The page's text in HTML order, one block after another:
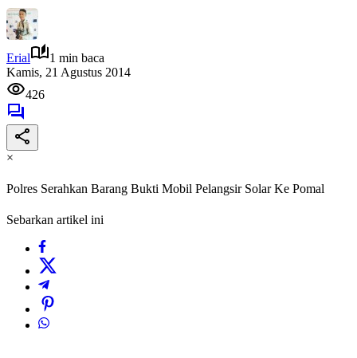
Erial
1 min baca
Kamis, 21 Agustus 2014
426
×
Polres Serahkan Barang Bukti Mobil Pelangsir Solar Ke Pomal
Sebarkan artikel ini